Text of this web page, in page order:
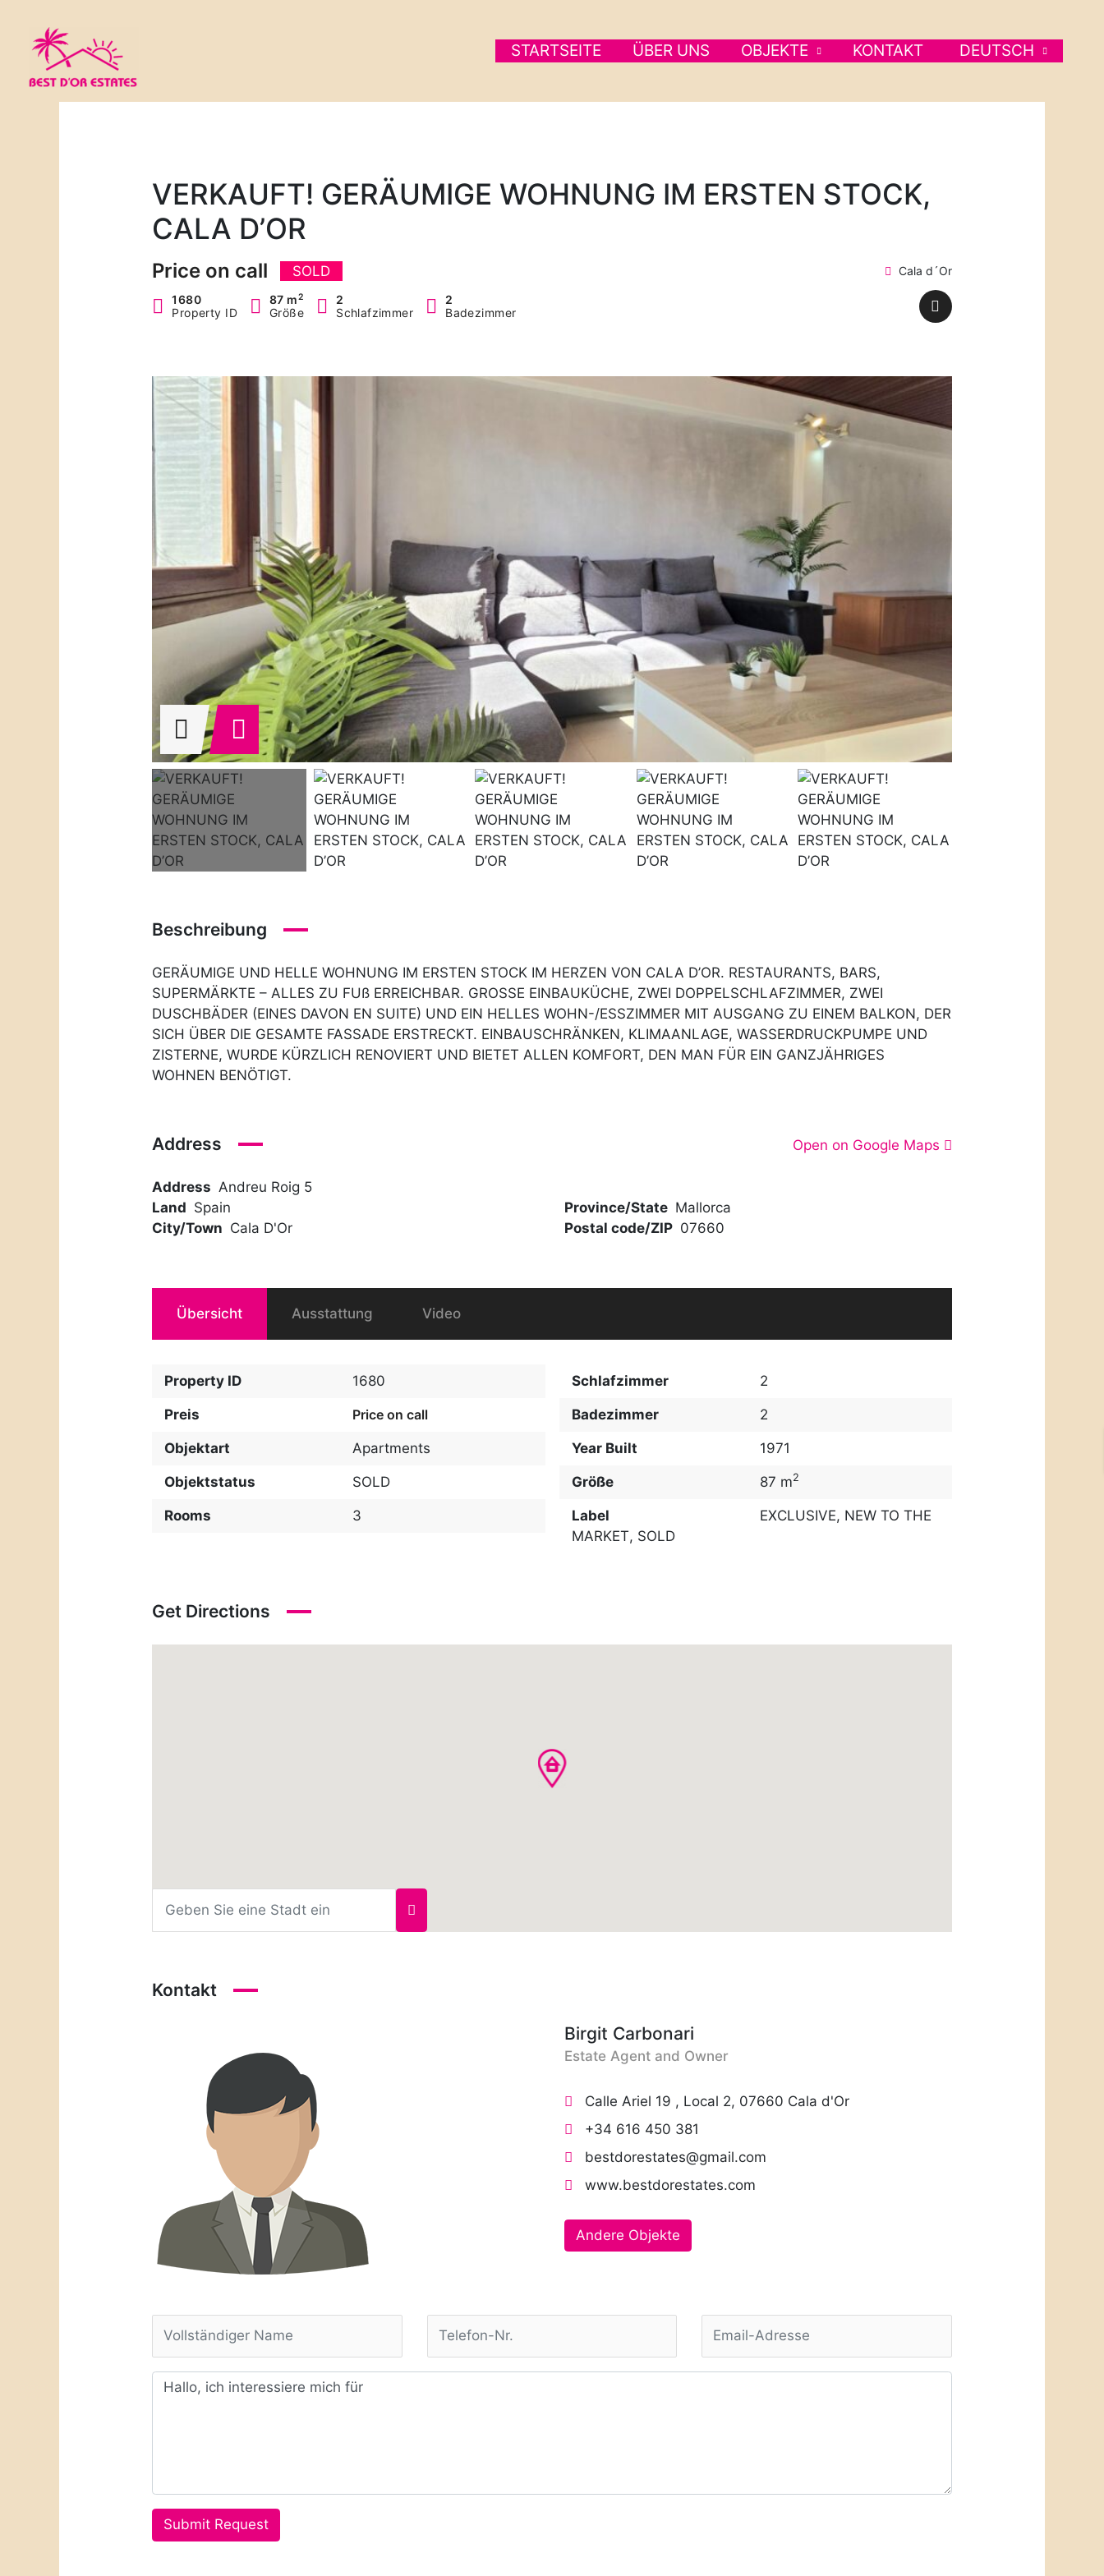
springen
STARTSEITE ÜBER UNS OBJEKTE KONTAKT DEUTSCH
VERKAUFT! GERÄUMIGE WOHNUNG IM ERSTEN STOCK,
CALA D’OR
Price on call SOLD Cala d´Or
1680
Property ID
87 m2
Größe
2
Schlafzimmer
2
Badezimmer
Beschreibung
GERÄUMIGE UND HELLE WOHNUNG IM ERSTEN STOCK IM HERZEN VON CALA D’OR. RESTAURANTS, BARS,
SUPERMÄRKTE – ALLES ZU FUß ERREICHBAR. GROSSE EINBAUKÜCHE, ZWEI DOPPELSCHLAFZIMMER, ZWEI
DUSCHBÄDER (EINES DAVON EN SUITE) UND EIN HELLES WOHN-/ESSZIMMER MIT AUSGANG ZU EINEM BALKON, DER
SICH ÜBER DIE GESAMTE FASSADE ERSTRECKT. EINBAUSCHRÄNKEN, KLIMAANLAGE, WASSERDRUCKPUMPE UND
ZISTERNE, WURDE KÜRZLICH RENOVIERT UND BIETET ALLEN KOMFORT, DEN MAN FÜR EIN GANZJÄHRIGES
WOHNEN BENÖTIGT.
Address
Address Andreu Roig 5
Land Spain Province/State Mallorca
City/Town Cala D'Or Postal code/ZIP 07660
Open on Google Maps
Übersicht Ausstattung Video
Property ID 1680
Preis Price on call
Objektart Apartments
Objektstatus SOLD
Rooms 3
Schlafzimmer 2
Badezimmer 2
Year Built 1971
Größe 87 m2
Label EXCLUSIVE, NEW TO THE
MARKET, SOLD
Get Directions
Kontakt
Birgit Carbonari
Estate Agent and Owner
Calle Ariel 19 , Local 2, 07660 Cala d'Or
+34 616 450 381
bestdorestates@gmail.com
www.bestdorestates.com
Andere Objekte
Submit Request